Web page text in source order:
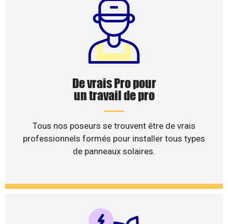
De vrais Pro pour
un travail de pro
Tous nos poseurs se trouvent être de vrais
professionnels formés pour installer tous types
de panneaux solaires.